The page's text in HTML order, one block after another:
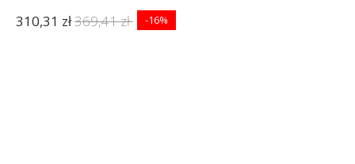
310,31 zł369,41 zł -16%